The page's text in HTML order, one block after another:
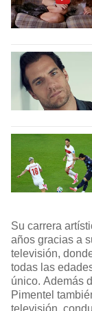
Su carrera
años gracias a
televisión,
todas las
único. Además
Pimentel